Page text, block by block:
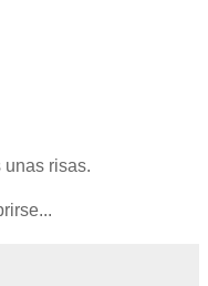
unas risas.